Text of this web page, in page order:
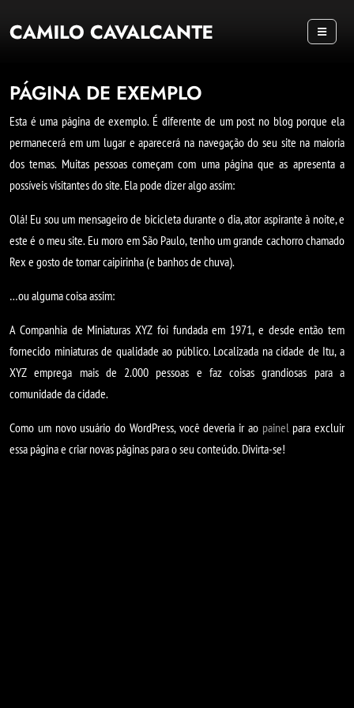
MENU
PÁGINA DE EXEMPLO
Esta é uma página de exemplo. É diferente de um post no blog porque ela
permanecerá em um lugar e aparecerá na navegação do seu site na maioria
dos temas. Muitas pessoas começam com uma página que as apresenta a
possíveis visitantes do site. Ela pode dizer algo assim:
Olá! Eu sou um mensageiro de bicicleta durante o dia, ator aspirante à noite, e
este é o meu site. Eu moro em São Paulo, tenho um grande cachorro chamado
Rex e gosto de tomar caipirinha (e banhos de chuva).
…ou alguma coisa assim:
A Companhia de Miniaturas XYZ foi fundada em 1971, e desde então tem
fornecido miniaturas de qualidade ao público. Localizada na cidade de Itu, a
XYZ emprega mais de 2.000 pessoas e faz coisas grandiosas para a
comunidade da cidade.
Como um novo usuário do WordPress, você deveria ir ao painelpara excluir
essa página e criar novas páginas para o seu conteúdo. Divirta-se!